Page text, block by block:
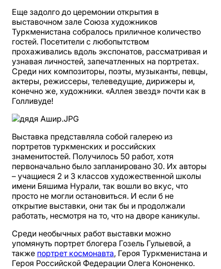
Еще задолго до церемонии открытия в
выставочном зале Союза художников
Туркменистана собралось приличное количество
гостей. Посетители с любопытством
прохаживались вдоль экспонатов, рассматривая и
узнавая личностей, запечатленных на портретах.
Среди них композиторы, поэты, музыканты, певцы,
актеры, режиссеры, телеведущие, дирижеры и,
конечно же, художники. «Аллея звезд» почти как в
Голливуде!
Выставка представляла собой галерею из
портретов туркменских и российских
знаменитостей. Получилось 50 работ, хотя
первоначально было запланировано 30. Их авторы
– учащиеся 2 и 3 классов художественной школы
имени Бяшима Нурали, так вошли во вкус, что
просто не могли остановиться. И если б не
открытие выставки, они так бы и продолжали
работать, несмотря на то, что на дворе каникулы.
Среди необычных работ выставки можно
упомянуть портрет блогера Гозель Гулыевой, а
также портрет космонавта, Героя Туркменистана и
Героя Российской Федерации Олега Кононенко.